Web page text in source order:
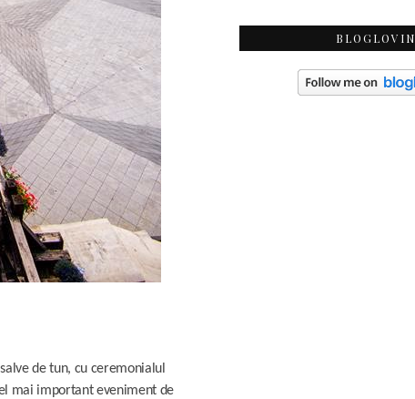
de tun, cu ceremonialul
mai important eveniment de
BLOGLOVIN